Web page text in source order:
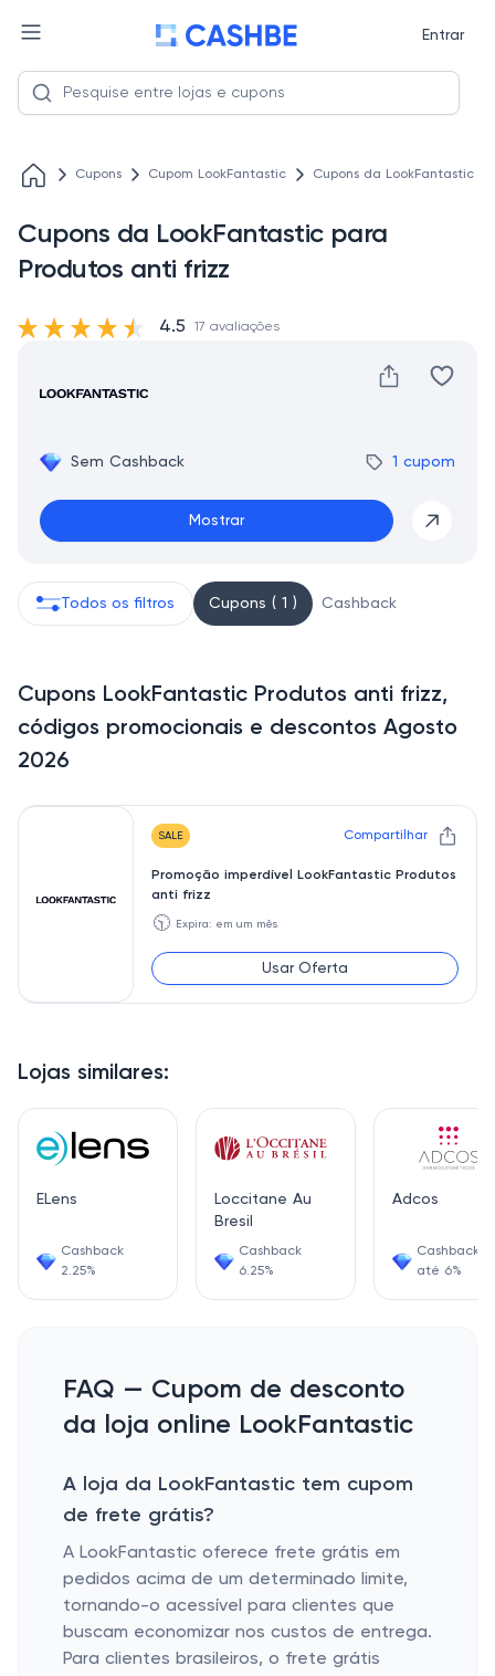
Entrar
Cupons Cupom LookFantastic Cupons da LookFantastic
Cupons da LookFantastic para
Produtos anti frizz
Sem Cashback 1 cupom
Mostrar
4.5 17 avaliações
Lojas similares:
ELens
Cashback
2.25%
Loccitane Au
Bresil
Cashback
6.25%
Adcos
Cashback
até 6%
Todos os filtros Cupons ( 1 ) Cashback
Cupons LookFantastic Produtos anti frizz,
códigos promocionais e descontos Agosto
2026
SALE Compartilhar
Promoção imperdível LookFantastic Produtos
anti frizz
🕥 Expira: em um mês
Usar Oferta
FAQ — Cupom de desconto
da loja online LookFantastic
A loja da LookFantastic tem cupom
de frete grátis?
A LookFantastic oferece frete grátis em
pedidos acima de um determinado limite,
tornando-o acessível para clientes que
buscam economizar nos custos de entrega.
Para clientes brasileiros, o frete grátis